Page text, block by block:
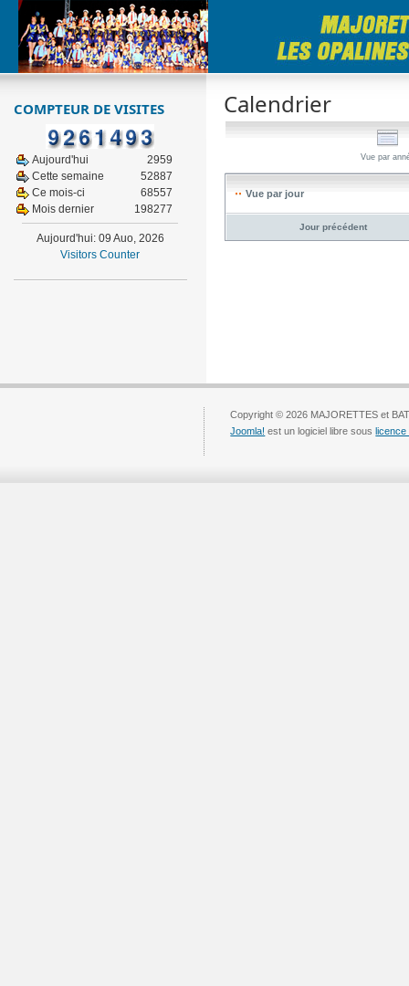
Calendrier
Vue par
Vue par jour
Jour précédent
COMPTEUR DE VISITES
Aujourd'hui
2959
Cette semaine
52887
Ce mois-ci
68557
Mois dernier
198277
Aujourd'hui: 09 Auo, 2026
Visitors Counter
Copyright © 2026 MAJORETTES et
Joomla! est un logiciel libre souslicence